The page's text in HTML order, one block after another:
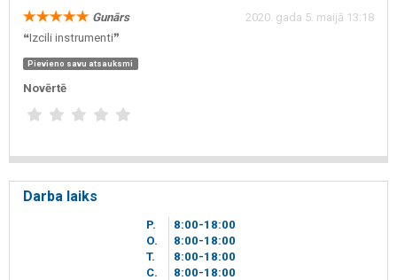
Gunārs
2020. gada 5. maijā 13:18
❝Izcili instrumenti❞
Pievieno savu atsauksmi
Novērtē
Darba laiks
P. 8 00-18 00
O.
8 00-18 00
T.
8 00-18 00
C.
8 00-18 00